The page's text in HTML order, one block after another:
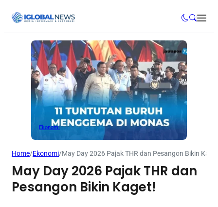
Ekonomi
Home/Ekonomi/May Day 2026 Pajak THR dan Pesangon Bikin
May Day 2026 Pajak THR dan
Pesangon Bikin Kaget!